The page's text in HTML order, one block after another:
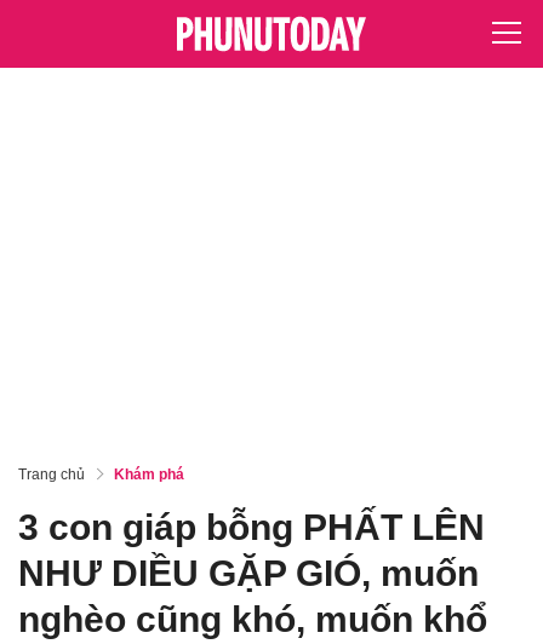
Trang chủ Khám phá
3 con giáp bỗng PHẤT LÊN
NHƯ DIỀU GẶP GIÓ, muốn
nghèo cũng khó, muốn khổ